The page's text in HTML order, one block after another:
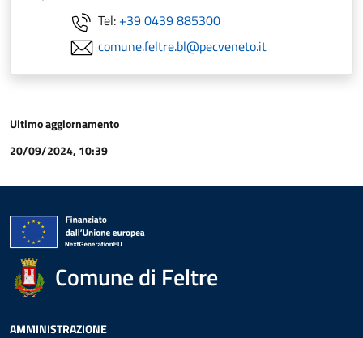
Tel: +39 0439 885300
comune.feltre.bl@pecveneto.it
Ultimo aggiornamento
20/09/2024, 10:39
Comune di Feltre
AMMINISTRAZIONE